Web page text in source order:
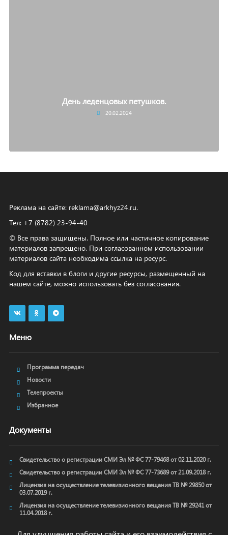
День леденцовых петушков.
20.02.2024
Реклама на сайте: reklama@arkhyz24.ru.
Тел: +7 (8782) 23‑94‑40
© Все права защищены. Полное или частичное копирование
материалов запрещено. При согласованном использовании
материалов сайта необходима ссылка на ресурс.
Код для вставки в блоги и другие ресурсы, размещенный на
нашем сайте, можно использовать без согласования.
Меню
Программа передач
Новости
Телепроекты
Избранное
Документы
Свидетельство о регистрации СМИ Эл № ФС 77-79468 от 02.11.2020 г.
Свидетельство о регистрации СМИ Эл № ФС 77-73689 от 21.09.2018 г.
Лицензия на осуществление телевизионного вещания ТВ № 29850 от
03.07.2019 г.
Лицензия на осуществление телевизионного вещания ТВ № 29241 от
11.04.2018 г.